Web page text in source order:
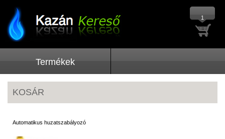
1
Termékek
KOSÁR
Automatikus huzatszabályozó